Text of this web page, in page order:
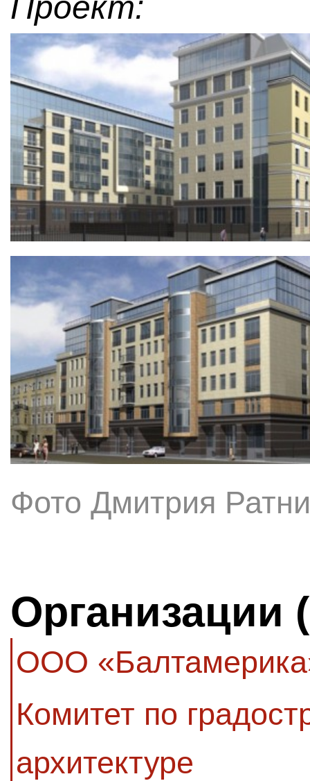
Фото Дмитрия
Организации
ООО
Комитет по
архитектуре